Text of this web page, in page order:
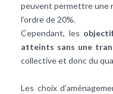
peuvent permettre une
l’ordre de 20%.
Cependant, les
atteints sans une
collective et donc du
Les choix